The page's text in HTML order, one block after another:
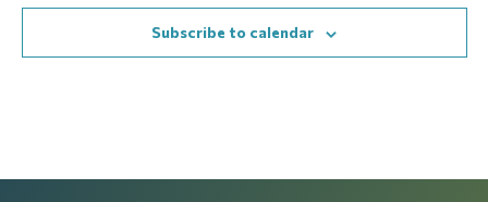
Subscribe to calendar